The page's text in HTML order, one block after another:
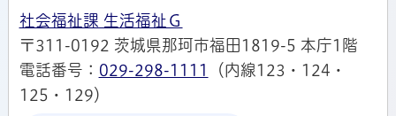
社会福祉課 生活福祉Ｇ
〒311-0192 茨城県那珂市福田1819-5 本庁1階
電話番号： 029-298-1111
（内線123・124・
125・129）